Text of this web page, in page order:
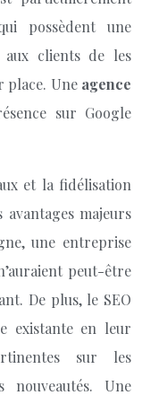
possèdent une
aux clients de les
place. Une agence
sur Google
et la fidélisation
majeurs
une entreprise
peut-être
De plus, le SEO
existante en leur
sur les
nouveautés. Une